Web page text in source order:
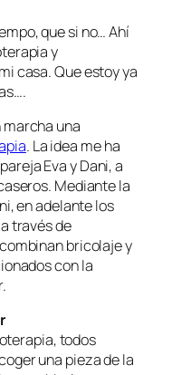
que si no… Ahí
y
casa. Que estoy ya
una
. La idea me ha
Eva y Dani, a
Mediante la
en adelante los
través de
bricolaje y
con la
todos
una pieza de la